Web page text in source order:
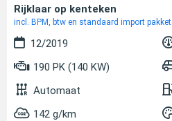
Rijklaar op kenteken
incl. BPM, btw en standaard import pakket
12/2019
190 PK (140 KW)
Automaat
142 g/km